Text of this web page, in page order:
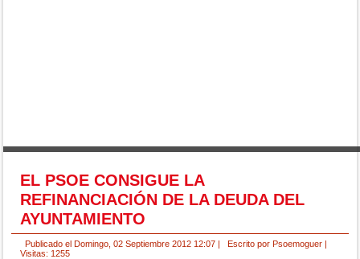
EL PSOE CONSIGUE LA
REFINANCIACIÓN DE LA DEUDA DEL
AYUNTAMIENTO
Publicado el Domingo, 02 Septiembre 2012 12:07 | Escrito por Psoemoguer |
Visitas: 1255